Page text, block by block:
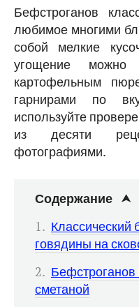
Бефстроганов
любимое многими
собой мелкие
угощение
картофельным
гарнирами по
используйте
из десяти
фотографиями.
Содержание
Классический
говядины на
Бефстроганов
сметаной